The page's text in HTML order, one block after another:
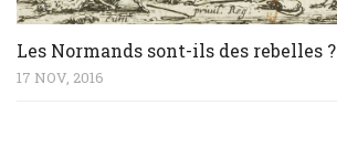
Les Normands sont-ils des rebelles ?
17 NOV, 2016